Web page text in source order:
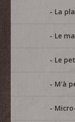
La
Le
Le
M'à